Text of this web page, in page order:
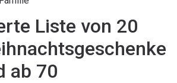
Liste von 20
ab 70